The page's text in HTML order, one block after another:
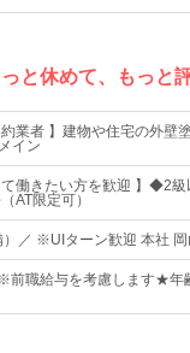
と休めて、もっ
業者 】建物や住宅の外壁
イン
働きたい方を歓迎 】◆2
AT限定可）
）／ ※UIターン歓迎 本社
職給与を考慮します★年